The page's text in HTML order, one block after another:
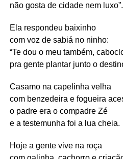
não gosta de cidade nem luxo”.
Ela respondeu baixinho
com voz de sabiá no ninho:
“Te dou o meu também,
pra gente plantar junto o
Casamo na capelinha velha
com benzedeira e fogueira
o padre era o compadre Zé
e a testemunha foi a lua cheia.
Hoje a gente vive na roça